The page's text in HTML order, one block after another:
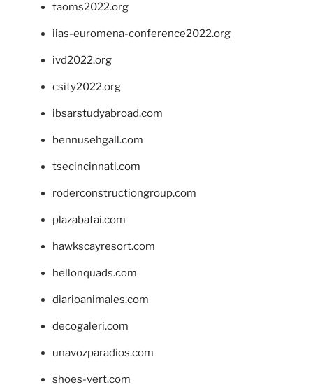
taoms2022.org
iias-euromena-conference2022.org
ivd2022.org
csity2022.org
ibsarstudyabroad.com
bennusehgall.com
tsecincinnati.com
roderconstructiongroup.com
plazabatai.com
hawkscayresort.com
hellonquads.com
diarioanimales.com
decogaleri.com
unavozparadios.com
shoes-vert.com